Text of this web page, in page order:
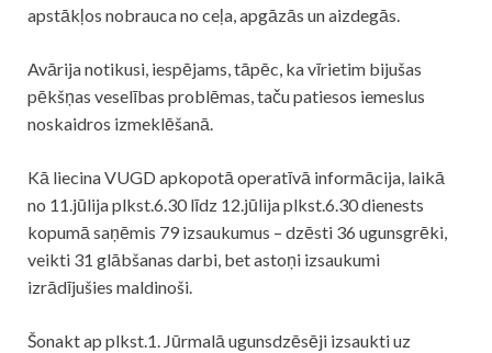
apstākļos nobrauca no ceļa, apgāzās un aizdegās.
Avārijanotikusi, iespējams, tāpēc, ka vīrietim bijušas
pēkšņas veselības problēmas, taču patiesos iemeslus
noskaidros izmeklēšanā.
Kā liecina VUGD apkopotā operatīvā informācija, laikā
no 11.jūlija plkst.6.30 līdz 12.jūlija plkst.6.30 dienests
kopumā saņēmis 79 izsaukumus – dzēsti 36 ugunsgrēki,
veikti 31 glābšanas darbi, bet astoņi izsaukumi
izrādījušies maldinoši.
Šonakt ap plkst.1. Jūrmalā ugunsdzēsēji izsaukti uz